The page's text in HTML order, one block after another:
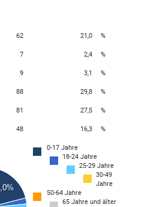
62 21,0 %
7 2,4 %
9 3,1 %
88 29,8 %
81 27,5 %
48 16,3 %
0-17 Jahre
18-24 Jahre
25-29 Jahre
30-49
Jahre
50-64 Jahre
65 Jahre und älter